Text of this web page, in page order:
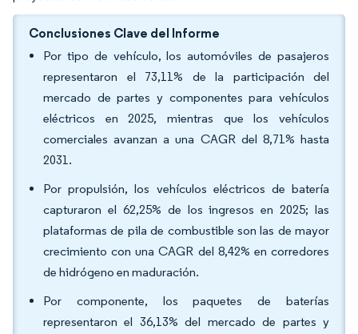
Conclusiones Clave del Informe
Por tipo de vehículo, los automóviles de pasajeros
representaron el 73,11% de la participación del
mercado de partes y componentes para vehículos
eléctricos en 2025, mientras que los vehículos
comerciales avanzan a una CAGR del 8,71% hasta
2031.
Por propulsión, los vehículos eléctricos de batería
capturaron el 62,25% de los ingresos en 2025; las
plataformas de pila de combustible son las de mayor
crecimiento con una CAGR del 8,42% en corredores
de hidrógeno en maduración.
Por componente, los paquetes de baterías
representaron el 36,13% del mercado de partes y